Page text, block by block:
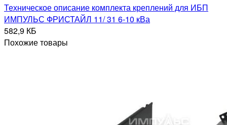
Техническое описание комплекта креплений для ИБП
ИМПУЛЬС ФРИСТАЙЛ 11/ 31 6-10 кВа
582,9 КБ
Похожие товары